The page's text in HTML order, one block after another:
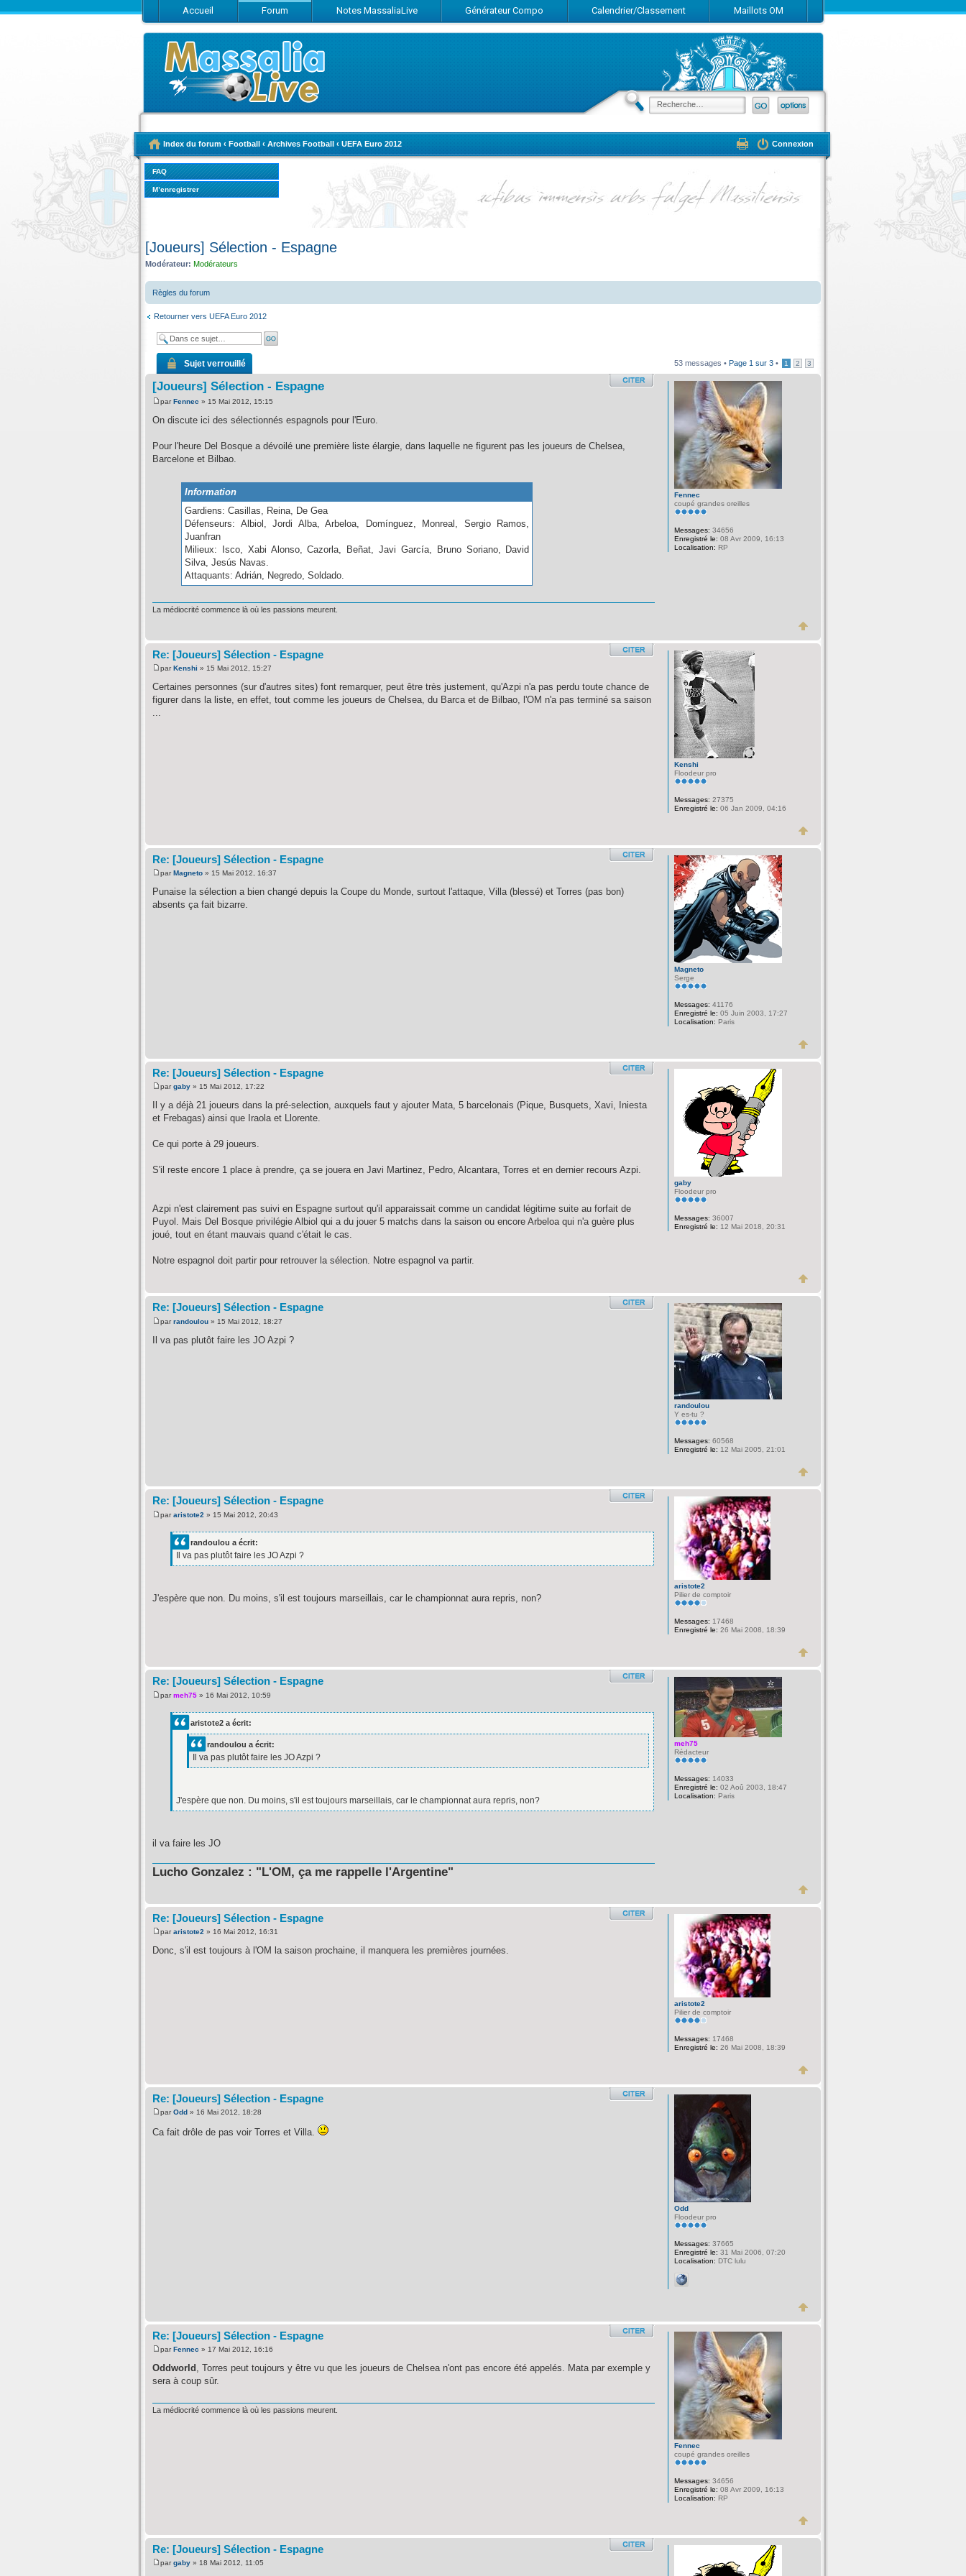
Accueil Forum Notes MassaliaLive Générateur Compo Calendrier/Classement Maillots OM
Index du forum ‹ Football ‹ Archives Football ‹ UEFA Euro 2012 Connexion
FAQ
M’enregistrer
[Joueurs] Sélection - Espagne
Modérateur: Modérateurs
Règles du forum
Retourner vers UEFA Euro 2012
53 messages • Page 1 sur 3 • 1 2 3
Sujet verrouillé
[Joueurs] Sélection - Espagne
parFennec » 15 Mai 2012, 15:15
On discute ici des sélectionnés espagnols pour l'Euro.
Pour l'heure Del Bosque a dévoilé une première liste élargie, dans laquelle ne figurent pas les joueurs de Chelsea,
Barcelone et Bilbao.
Information
Gardiens: Casillas, Reina, De Gea
Défenseurs: Albiol, Jordi Alba, Arbeloa, Domínguez, Monreal, Sergio Ramos,
Juanfran
Milieux: Isco, Xabi Alonso, Cazorla, Beñat, Javi García, Bruno Soriano, David
Silva, Jesús Navas.
Attaquants: Adrián, Negredo, Soldado.
La médiocrité commence là où les passions meurent.
Fennec
coupé grandes oreilles
Messages: 34656
Enregistré le: 08 Avr 2009, 16:13
Localisation: RP
Re: [Joueurs] Sélection - Espagne
parKenshi » 15 Mai 2012, 15:27
Certaines personnes (sur d'autres sites) font remarquer, peut être très justement, qu'Azpi n'a pas perdu toute chance de
figurer dans la liste, en effet, tout comme les joueurs de Chelsea, du Barca et de Bilbao, l'OM n'a pas terminé sa saison
...
Kenshi
Floodeur pro
Messages: 27375
Enregistré le: 06 Jan 2009, 04:16
Re: [Joueurs] Sélection - Espagne
parMagneto » 15 Mai 2012, 16:37
Punaise la sélection a bien changé depuis la Coupe du Monde, surtout l'attaque, Villa (blessé) et Torres (pas bon)
absents ça fait bizarre.
Magneto
Serge
Messages: 41176
Enregistré le: 05 Juin 2003, 17:27
Localisation: Paris
Re: [Joueurs] Sélection - Espagne
pargaby » 15 Mai 2012, 17:22
Il y a déjà 21 joueurs dans la pré-selection, auxquels faut y ajouter Mata, 5 barcelonais (Pique, Busquets, Xavi, Iniesta
et Frebagas) ainsi que Iraola et Llorente.
Ce qui porte à 29 joueurs.
S'il reste encore 1 place à prendre, ça se jouera en Javi Martinez, Pedro, Alcantara, Torres et en dernier recours Azpi.
Azpi n'est clairement pas suivi en Espagne surtout qu'il apparaissait comme un candidat légitime suite au forfait de
Puyol. Mais Del Bosque privilégie Albiol qui a du jouer 5 matchs dans la saison ou encore Arbeloa qui n'a guère plus
joué, tout en étant mauvais quand c'était le cas.
Notre espagnol doit partir pour retrouver la sélection. Notre espagnol va partir.
gaby
Floodeur pro
Messages: 36007
Enregistré le: 12 Mai 2018, 20:31
Re: [Joueurs] Sélection - Espagne
parrandoulou » 15 Mai 2012, 18:27
Il va pas plutôt faire les JO Azpi ?
randoulou
Y es-tu ?
Messages: 60568
Enregistré le: 12 Mai 2005, 21:01
Re: [Joueurs] Sélection - Espagne
pararistote2 » 15 Mai 2012, 20:43
randoulou a écrit:
Il va pas plutôt faire les JO Azpi ?
J'espère que non. Du moins, s'il est toujours marseillais, car le championnat aura repris, non?
aristote2
Pilier de comptoir
Messages: 17468
Enregistré le: 26 Mai 2008, 18:39
Re: [Joueurs] Sélection - Espagne
parmeh75 » 16 Mai 2012, 10:59
aristote2 a écrit:
randoulou a écrit:
Il va pas plutôt faire les JO Azpi ?
J'espère que non. Du moins, s'il est toujours marseillais, car le championnat aura repris, non?
il va faire les JO
Lucho Gonzalez : "L'OM, ça me rappelle l'Argentine"
meh75
Rédacteur
Messages: 14033
Enregistré le: 02 Aoû 2003, 18:47
Localisation: Paris
Re: [Joueurs] Sélection - Espagne
pararistote2 » 16 Mai 2012, 16:31
Donc, s'il est toujours à l'OM la saison prochaine, il manquera les premières journées.
aristote2
Pilier de comptoir
Messages: 17468
Enregistré le: 26 Mai 2008, 18:39
Re: [Joueurs] Sélection - Espagne
parOdd » 16 Mai 2012, 18:28
Ca fait drôle de pas voir Torres et Villa.
Odd
Floodeur pro
Messages: 37665
Enregistré le: 31 Mai 2006, 07:20
Localisation: DTC lulu
Re: [Joueurs] Sélection - Espagne
parFennec » 17 Mai 2012, 16:16
Oddworld , Torres peut toujours y être vu que les joueurs de Chelsea n'ont pas encore été appelés. Mata par exemple y
sera à coup sûr.
La médiocrité commence là où les passions meurent.
Fennec
coupé grandes oreilles
Messages: 34656
Enregistré le: 08 Avr 2009, 16:13
Localisation: RP
Re: [Joueurs] Sélection - Espagne
pargaby » 18 Mai 2012, 11:05